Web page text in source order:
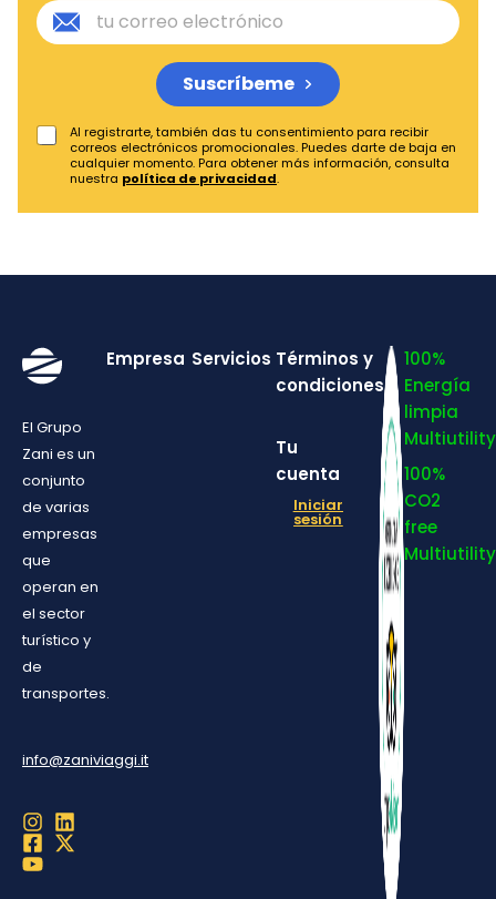
Al registrarte, también das tu consentimiento para recibir
correos electrónicos promocionales. Puedes darte de baja en
cualquier momento. Para obtener más información, consulta
nuestra política de privacidad.
Suscríbeme
El Grupo
Zani es un
conjunto
de varias
empresas
que
operan en
el sector
turístico y
de
transportes.
info@zaniviaggi.it
Empresa Servicios Términos y
condiciones
Tu
cuenta
Iniciar
sesión
100%
Energía
limpia
Multiutility
100%
CO2
free
Multiutility